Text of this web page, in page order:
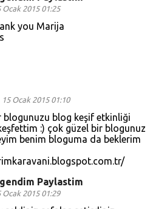
Ocak 2015 01:25
you Marija
15 Ocak 2015 01:10
blogunuzu blog keşif etkinliği
:) çok güzel bir blogunuz
benim bloguma da beklerim
Paylastim
Ocak 2015 01:29